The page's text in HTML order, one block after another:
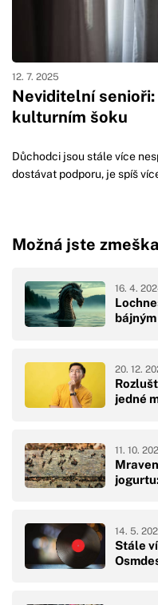
Neviditelní
kulturním šoku
12. 7. 2025
Důchodci jsou stále více
dostávat podporu, je spíš
Možná jste
16. 4.
jedné
20. 12.
11. 10.
Stále
14. 5.